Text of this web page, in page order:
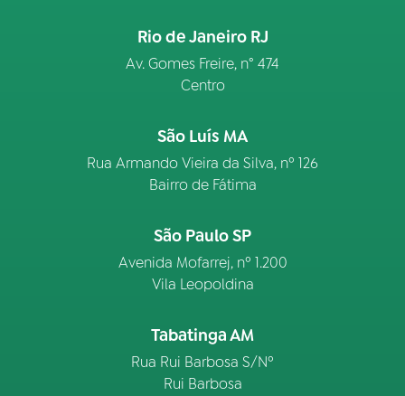
Rio de Janeiro RJ
Av. Gomes Freire, n° 474
Centro
São Luís MA
Rua Armando Vieira da Silva, nº 126
Bairro de Fátima
São Paulo SP
Avenida Mofarrej, nº 1.200
Vila Leopoldina
Tabatinga AM
Rua Rui Barbosa S/Nº
Rui Barbosa